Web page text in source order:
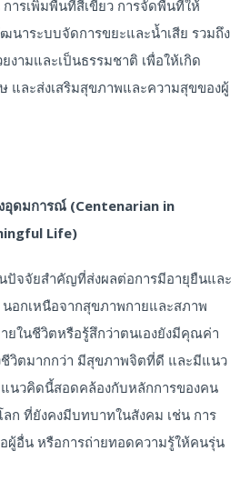
ารเพิ่มพื้นที่สีเขียว การจัดพื้นที่ให้
นาระบบจัดการขยะและน้ำเสีย รวมถึง
งามและเป็นธรรมชาติ เพื่อให้เกิด
ละส่งเสริมสุขภาพและความสุขของผู้
อุดมการณ์ (Centenarian in
Life)
ปัจจัยสำคัญที่ส่งผลต่อการมีอายุยืนและ
อกเหนือจากสุขภาพกายและสภาพ
ยในชีวิตหรือรู้สึกว่าตนเองยังมีคุณค่า
ชีวิตมากกว่า มีสุขภาพจิตที่ดี และมีแนว
นวคิดนี้สอดคล้องกับหลักการของคน
ก ที่ยังคงมีบทบาทในสังคม เช่น การ
อผู้อื่น หรือการถ่ายทอดความรู้ให้คนรุ่น